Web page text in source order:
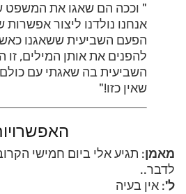
" וככה הם שאגו את המשפט
אנחנו נולדנו ליצור אפשרות
הפעם השביעית ששאגנו
להפנים את אותן המילים, זו
השביעית בה שאגתי עם כולם
שאין כזו!"
מאמן: תגיע אלי ביום חמישי
לדבר..
ל': אין בעיה